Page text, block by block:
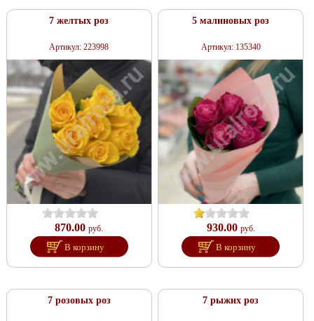
7 желтых роз
Артикул: 223998
870.00 руб.
В корзину
5 малиновых роз
Артикул: 135340
930.00 руб.
В корзину
7 розовых роз 7 рыжих роз